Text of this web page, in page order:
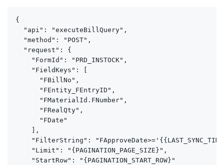
{
  "api": "executeBillQuery",
  "method": "POST",
  "request": {
    "FormId": "PRD_INSTOCK",
    "FieldKeys": [
      "FBillNo",
      "FEntity_FEntryID",
      "FMaterialId.FNumber",
      "FRealQty",
      "FDate"
    ],
"FilterString":
    "Limit": "{PAGINATION_PAGE_SIZE}",
    "StartRow": "{PAGINATION_START_ROW}"